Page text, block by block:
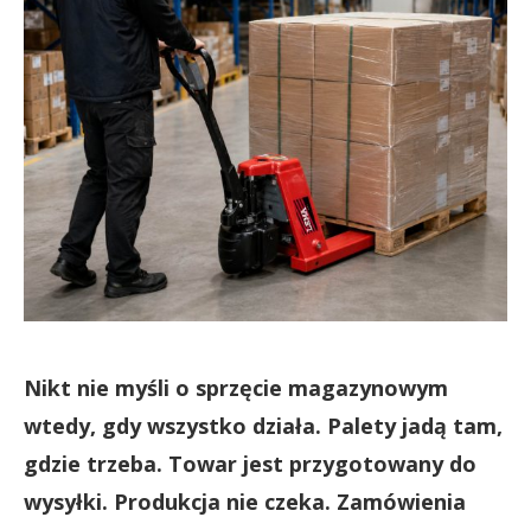
Nikt nie myśli o sprzęcie magazynowym
wtedy, gdy wszystko działa. Palety jadą tam,
gdzie trzeba. Towar jest przygotowany do
wysyłki. Produkcja nie czeka. Zamówienia